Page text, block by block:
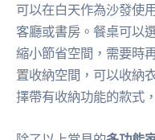
可以在白天作為沙發使
客廳或書房。餐桌可以
縮小節省空間，需要時
置收納空間，可以收納
擇帶有收納功能的款式